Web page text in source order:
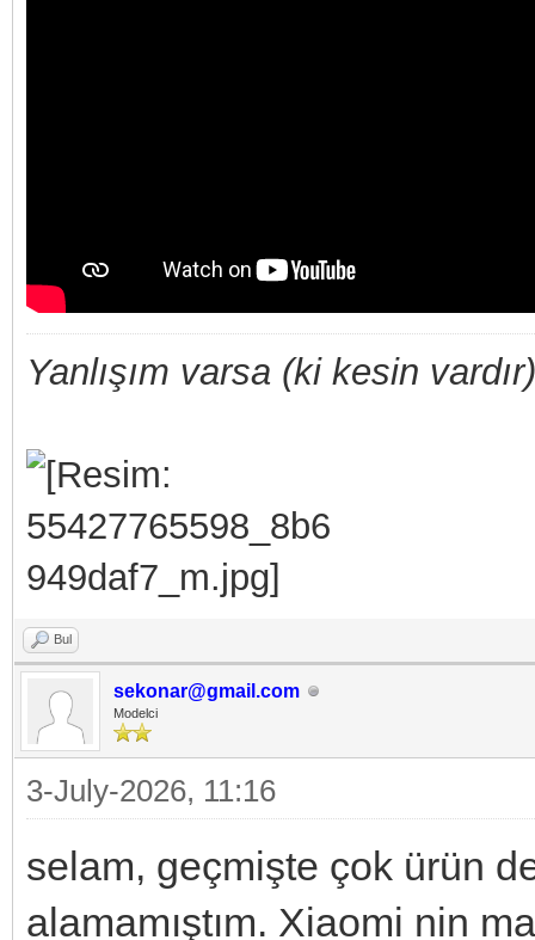
Yanlışım varsa (ki kesin
Bul
sekonar@gmail.com
Modelci
3-July-2026, 11:16
selam, geçmişte çok ürün
alamamıştım. Xiaomi nin